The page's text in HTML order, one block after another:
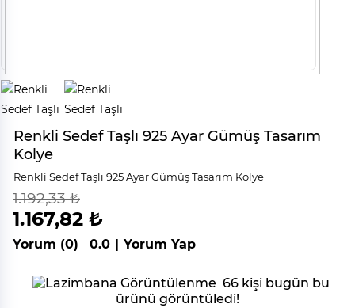
Renkli Sedef Taşlı 925 Ayar Gümüş Tasarım
Kolye
Renkli Sedef Taşlı 925 Ayar Gümüş Tasarım Kolye
%2
indirim
1.192,33 ₺
1.167,82 ₺
Yorum (0) 0.0 | Yorum Yap
66 kişi bugün bu
ürünü görüntüledi!